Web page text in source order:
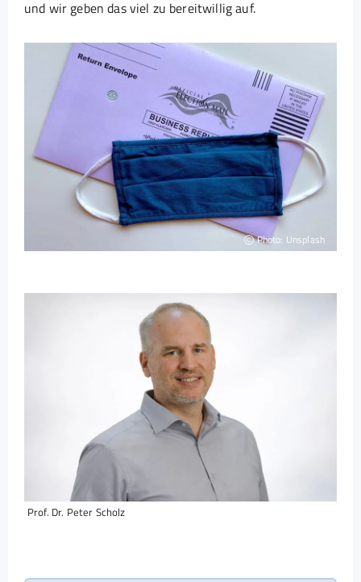
und wir geben das viel zu bereitwillig auf.
Photo: Unsplash
Prof. Dr. Peter Scholz